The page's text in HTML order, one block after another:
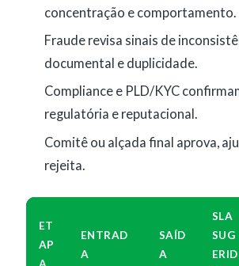
concentração e comportamento.
Fraude revisa sinais de
documental e duplicidade.
Compliance e PLD/KYC
regulatória e reputacional.
Comitê ou alçada final aprova,
rejeita.
ET
AP
A
ENTRAD
A
SAÍD
A
SLA
SUG
ERID